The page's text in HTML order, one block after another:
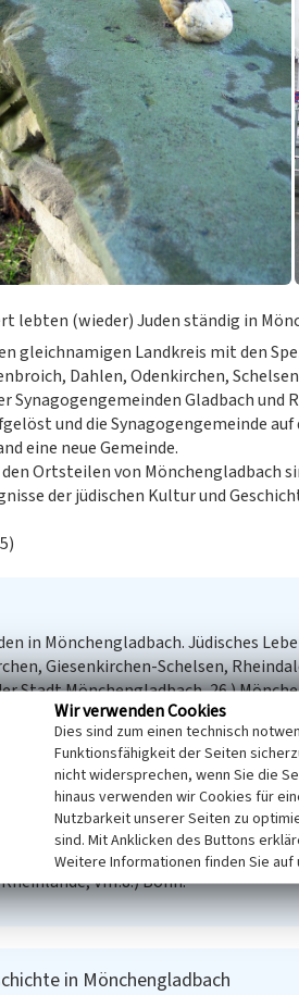
lebten (wieder) Juden ständig in
gleichnamigen Landkreis mit den
Dahlen, Odenkirchen,
Synagogengemeinden Gladbach und
und die Synagogengemeinde
eine neue Gemeinde.
Ortsteilen von Mönchengladbach
der jüdischen Kultur und
in Mönchengladbach. Jüdisches
Giesenkirchen-Schelsen,
Stadt Mönchengladbach, 26.)
in Mönchengladbach. Jüdisches
Giesenkirchen-Schelsen,
Stadt Mönchengladbach, 25.)
zwischen Rhein und Maas / Land
der ehemaligen Rheinprovinz und in
Gemeinden vom frühen 19. bis zum
VIII.8.) Bonn.
in Mönchengladbach
Wir verwenden Cookies
Dies sind zum einen technisch
Funktionsfähigkeit der Seiten
nicht widersprechen, wenn Sie die
hinaus verwenden wir Cookies für
Nutzbarkeit unserer Seiten zu
sind. Mit Anklicken des Buttons
Weitere Informationen finden Sie